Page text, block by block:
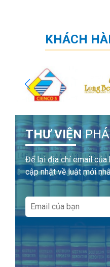
KHÁCH
THƯ VIỆN
Để lại địa chỉ email của
cập nhật về luật mới